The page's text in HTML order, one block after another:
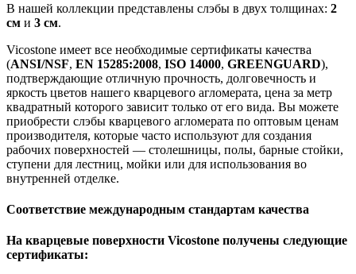
В нашей коллекции представлены слэбы в двух толщинах: 2
см и 3 см.
Vicostone имеет все необходимые сертификаты качества
(ANSI/NSF, EN 15285:2008, ISO 14000, GREENGUARD),
подтверждающие отличную прочность, долговечность и
яркость цветов нашего кварцевого агломерата, цена за метр
квадратный которого зависит только от его вида. Вы можете
приобрести слэбы кварцевого агломерата по оптовым ценам
производителя, которые часто используют для создания
рабочих поверхностей — столешницы, полы, барные стойки,
ступени для лестниц, мойки или для использования во
внутренней отделке.
Соответствие международным стандартам качества
На кварцевые поверхности Vicostone получены следующие
сертификаты: